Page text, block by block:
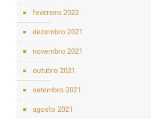
fevereiro 2022
dezembro 2021
novembro 2021
outubro 2021
setembro 2021
agosto 2021